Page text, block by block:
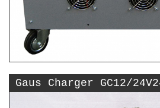
Gaus Charger GC12/